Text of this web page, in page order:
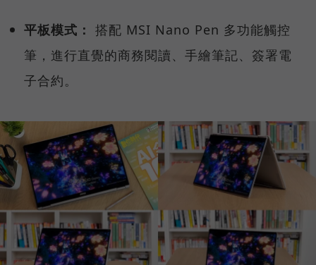
平板模式： 搭配 MSI Nano Pen 多功能觸控
筆，進行直覺的商務閱讀、手繪筆記、簽署電
子合約。